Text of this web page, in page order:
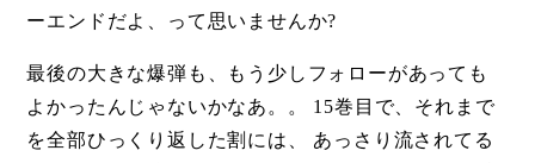
ーエンドだよ、って思いませんか?
最後の大きな爆弾も、もう少しフォローがあっても
よかったんじゃないかなあ。。 15巻目で、それまで
を全部ひっくり返した割には、 あっさり流されてる